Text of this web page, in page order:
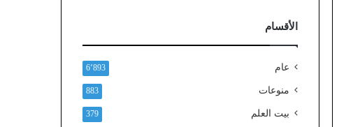
ذ
و
ن
ي
الأقسام
عام 6٬893
منوعات 883
بيت العلم 379